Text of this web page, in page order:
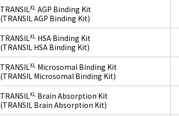
TRANSILXL AGP Binding Kit
(TRANSIL AGP Binding Kit)
TRANSILXL HSA Binding Kit
(TRANSIL HSA Binding Kit)
TRANSILXL Microsomal Binding Kit
(TRANSIL Microsomal Binding Kit)
TRANSILXL Brain Absorption Kit
(TRANSIL Brain Absorption Kit)